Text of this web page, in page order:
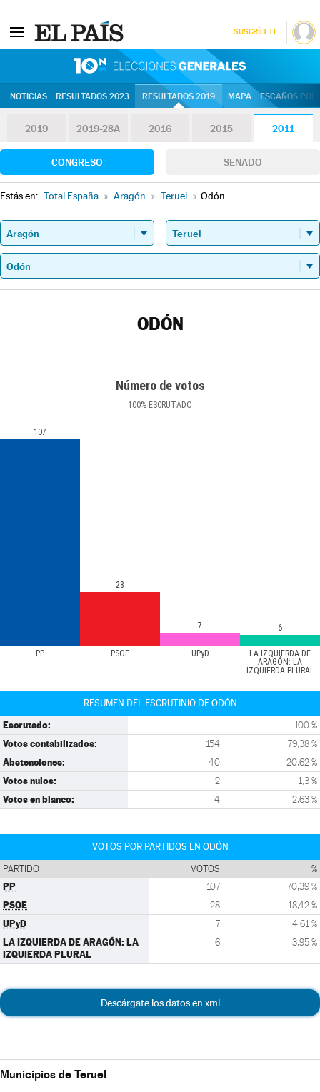
SUSCRÍBETE
NOTICIAS RESULTADOS 2023 RESULTADOS 2019 MAPA ESCAÑOS
2019 2019-28A 2016 2015 2011
CONGRESO SENADO
Estás en: Total España » Aragón » Teruel » Odón
ODÓN
Número de votos
100% ESCRUTADO
PP PSOE UPyD
LA IZQUIERDA DE
ARAGÓN: LA
IZQUIERDA PLURAL
107
28
7 6
RESUMEN DEL ESCRUTINIO DE ODÓN
Escrutado: 100 %
Votos contabilizados: 154 79,38 %
Abstenciones: 40 20,62 %
Votos nulos: 2 1,3 %
Votos en blanco: 4 2,63 %
VOTOS POR PARTIDOS EN ODÓN
PARTIDO VOTOS %
PP 107 70,39 %
PSOE 28 18,42 %
UPyD 7 4,61 %
LA IZQUIERDA DE ARAGÓN: LA
IZQUIERDA PLURAL
6 3,95 %
Descárgate los datos en xml
Municipios de Teruel